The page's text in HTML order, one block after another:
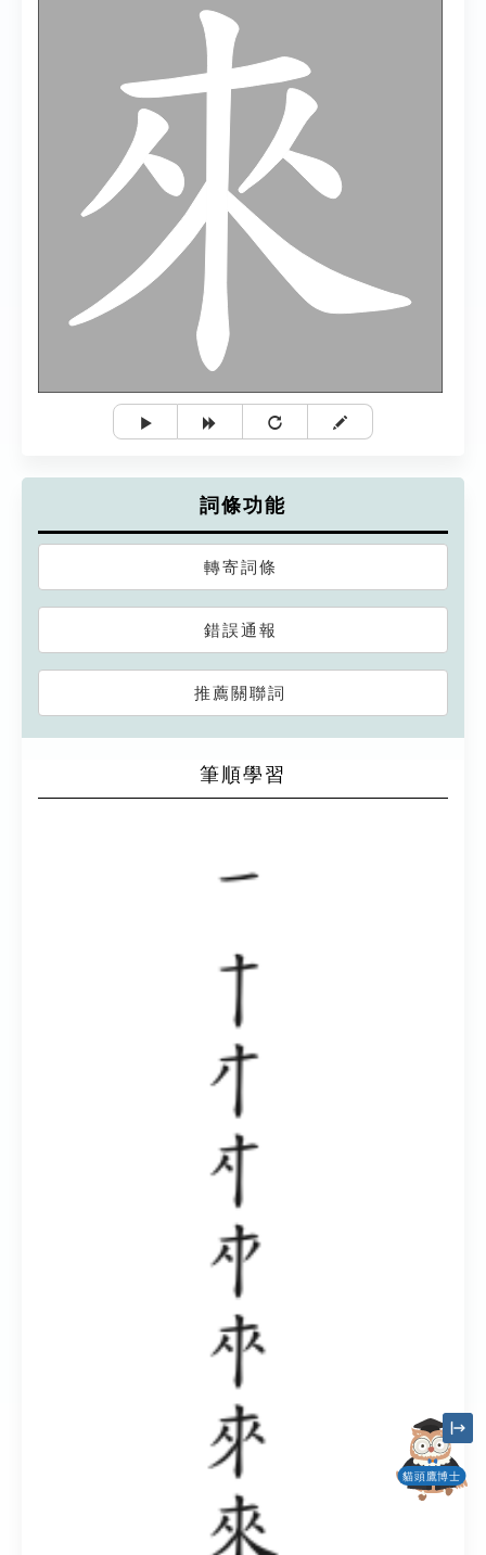
詞條功能
轉寄詞條
錯誤通報
推薦關聯詞
筆順學習
貓頭鷹博士